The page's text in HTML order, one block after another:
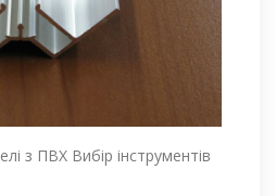
з ПВХ Вибір інструментів